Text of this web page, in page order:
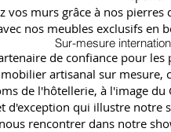
vos murs grâce à nos
nos meubles exclusifs en
Sur-mesure
de confiance pour
artisanal sur mesure,
de l'hôtellerie, à l'image
d'exception qui illustre
rencontrer dans notre